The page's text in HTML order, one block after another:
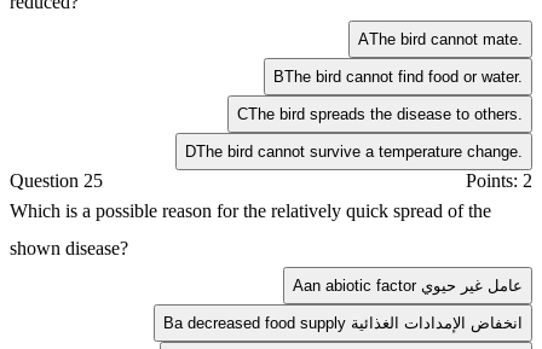
AThe bird cannot mate.
BThe bird cannot find food or water.
CThe bird spreads the disease to others.
DThe bird cannot survive a temperature change.
Question 25
Points: 2
Which is a possible reason for the relatively quick spread of the
shown disease?
A an abiotic factor عامل غير حيوي
B a decreased food supply انخفاض الإمدادات الغذائية